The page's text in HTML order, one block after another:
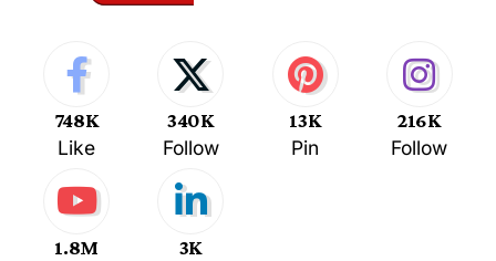
748K
Like
340K
Follow
13K
Pin
216K
Follow
1.8M
3K